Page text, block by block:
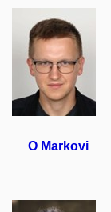
O Markovi